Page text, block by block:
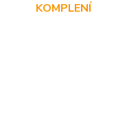
KOMPLENÍ